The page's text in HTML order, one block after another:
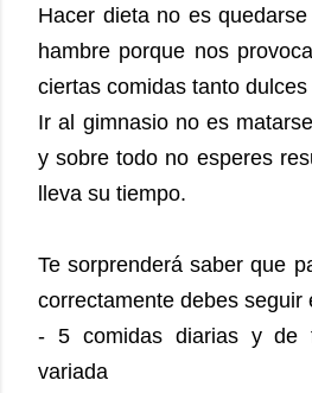
Hacer dieta no es
hambre porque nos
ciertas comidas tanto
Ir al gimnasio no es
y sobre todo no esperes
lleva su tiempo.
Te sorprenderá saber que
correctamente debes seguir
- 5 comidas diarias y de
variada